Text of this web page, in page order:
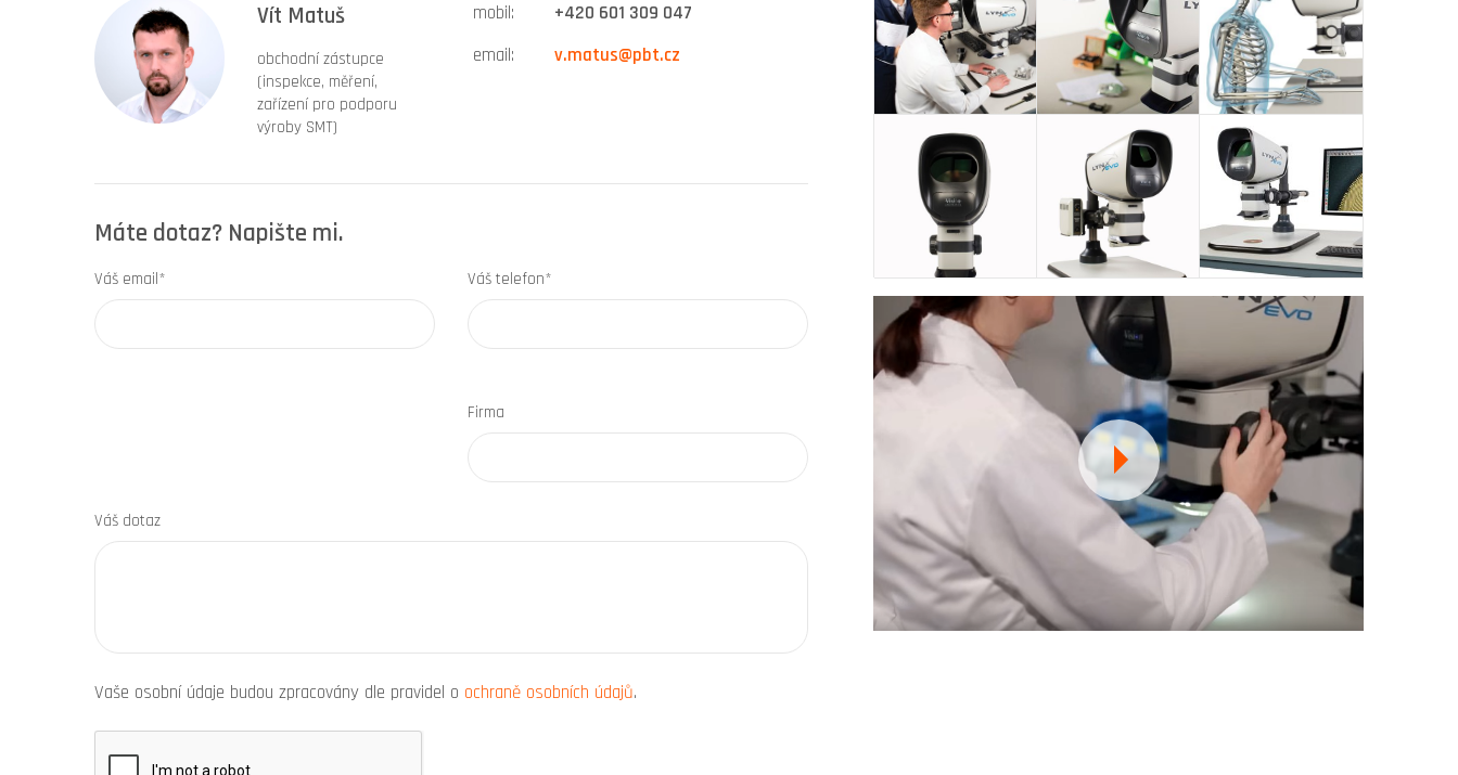
Vít Matuš
obchodní zástupce
(inspekce, měření,
zařízení pro podporu
výroby SMT)
mobil
+420 601 309 047
email
v.matus@pbt.cz
Máte dotaz? Napište mi.
Váš email* Váš telefon*
Firma
Váš dotaz
Vaše osobní údaje budou zpracovány dle pravidel o ochraně osobních údajů.